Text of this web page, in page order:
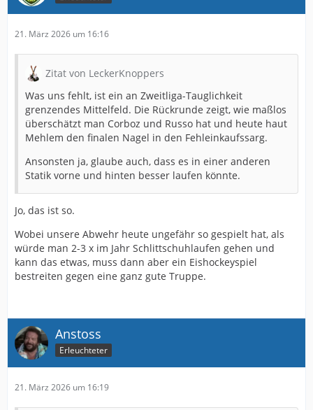
21. März 2026 um 16:16
Zitat von LeckerKnoppers
Was uns fehlt, ist ein an Zweitliga-Tauglichkeit
grenzendes Mittelfeld. Die Rückrunde zeigt, wie maßlos
überschätzt man Corboz und Russo hat und heute haut
Mehlem den finalen Nagel in den Fehleinkaufssarg.
Ansonsten ja, glaube auch, dass es in einer anderen
Statik vorne und hinten besser laufen könnte.
Jo, das ist so.
Wobei unsere Abwehr heute ungefähr so gespielt hat, als
würde man 2-3 x im Jahr Schlittschuhlaufen gehen und
kann das etwas, muss dann aber ein Eishockeyspiel
bestreiten gegen eine ganz gute Truppe.
Anstoss
Erleuchteter
21. März 2026 um 16:19